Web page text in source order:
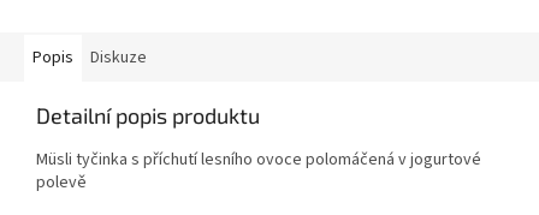
Popis Diskuze
Detailní popis produktu
Müsli tyčinka s příchutí lesního ovoce polomáčená v jogurtové
polevě